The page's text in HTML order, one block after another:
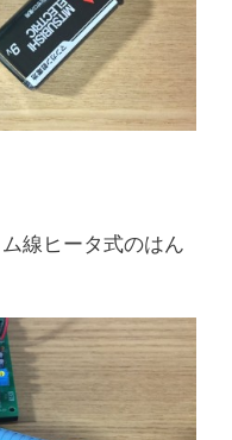
線ヒータ式のはん